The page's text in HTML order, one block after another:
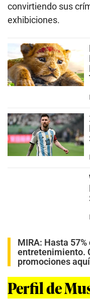
convirtiendo sus
exhibiciones.
MIRA: Hasta
entretenimiento.
promociones aquí
Perfil de